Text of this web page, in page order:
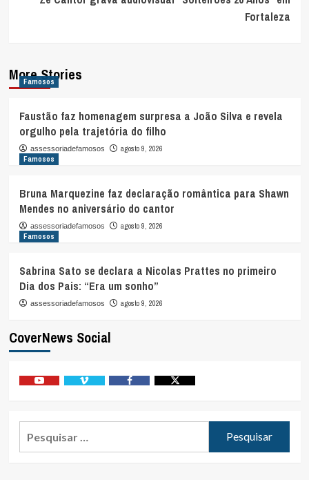
Fortaleza
More Stories
Famosos
Faustão faz homenagem surpresa a João Silva e revela
orgulho pela trajetória do filho
assessoriadefamosos
agosto 9, 2026
Famosos
Bruna Marquezine faz declaração romântica para Shawn
Mendes no aniversário do cantor
assessoriadefamosos
agosto 9, 2026
Famosos
Sabrina Sato se declara a Nicolas Prattes no primeiro
Dia dos Pais: “Era um sonho”
assessoriadefamosos agosto 9, 2026
CoverNews Social